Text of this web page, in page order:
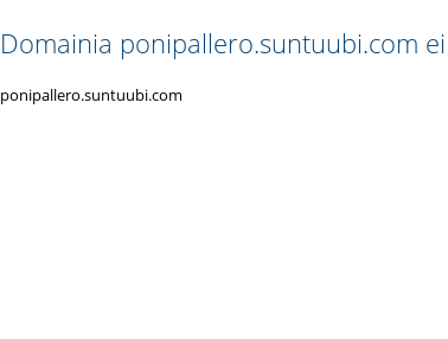
Domainia ponipallero.suntuubi.com
ponipallero.suntuubi.com